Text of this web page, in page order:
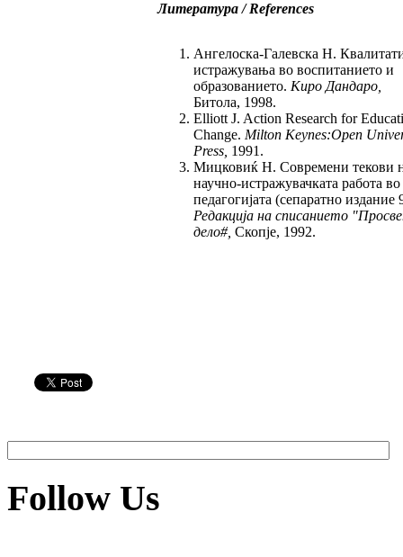
Литература / References
Ангелоска-Галевска Н.
ис­тра­­жу­ва­ња во воспитанието и
образова­ние­то. Киро Дандаро,
Битола, 1998.
Elliott J. Action Research for
Change. Milton Keynes:Open
Press, 1991.
Мицковиќ Н. Современи текови
нау­чно-истражувачката работа во
педа­го­гијата (сепаратно издание
Редакција на списа­ние­то "
дело#, Скопје, 1992.
Follow Us